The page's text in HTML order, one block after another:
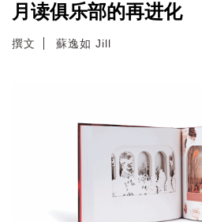
月读俱乐部的再进化
撰文 蘇逸如 Jill